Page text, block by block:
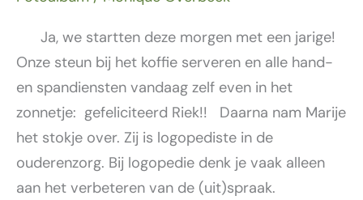
Ja, we startten deze morgen met een jarige!
Onze steun bij het koffie serveren en alle hand-
en spandiensten vandaag zelf even in het
zonnetje: gefeliciteerd Riek!! Daarna nam Marije
het stokje over. Zij is logopediste in de
ouderenzorg. Bij logopedie denk je vaak alleen
aan het verbeteren van de (uit)spraak.